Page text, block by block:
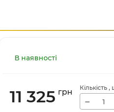
В наявності
11 325 грн Кількість ,
−